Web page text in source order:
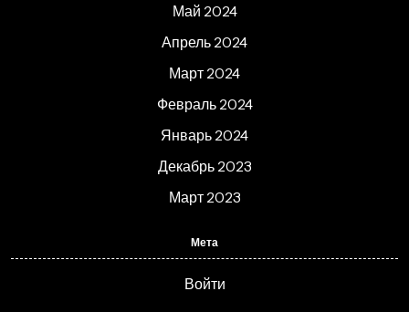
Май 2024
Апрель 2024
Март 2024
Февраль 2024
Январь 2024
Декабрь 2023
Март 2023
Мета
Войти